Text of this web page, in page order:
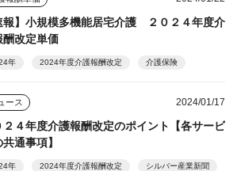
報】小規模多機能居宅介護 ２０２４年度介
酬改定単価
年 2024年度介護報酬改定 介護保険
ース 2024/01/17
２４年度介護報酬改定のポイント【各サービ
共通事項】
年 2024年度介護報酬改定 シルバー産業新聞